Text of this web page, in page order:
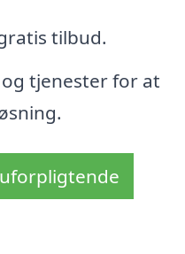
tilbud.
tjenester for at